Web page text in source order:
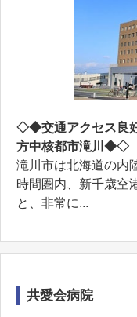
◇◆交通アクセス良
方中核都市滝川◆◇
滝川市は北海道の内
時間圏内、新千歳空
と、非常に...
共愛会病院